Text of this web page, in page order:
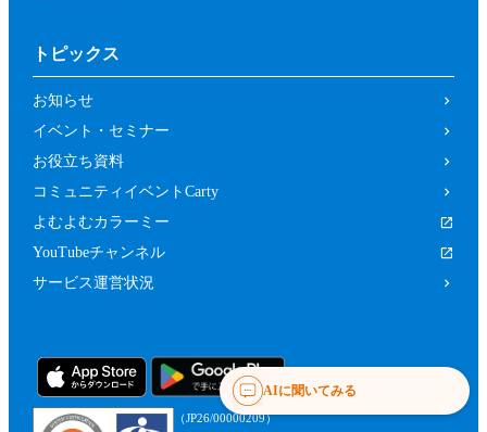
トピックス
お知らせ
イベント・セミナー
お役立ち資料
コミュニティイベントCarty
よむよむカラーミー
YouTubeチャンネル
サービス運営状況
（JP26/00000209）
AIに聞いてみる